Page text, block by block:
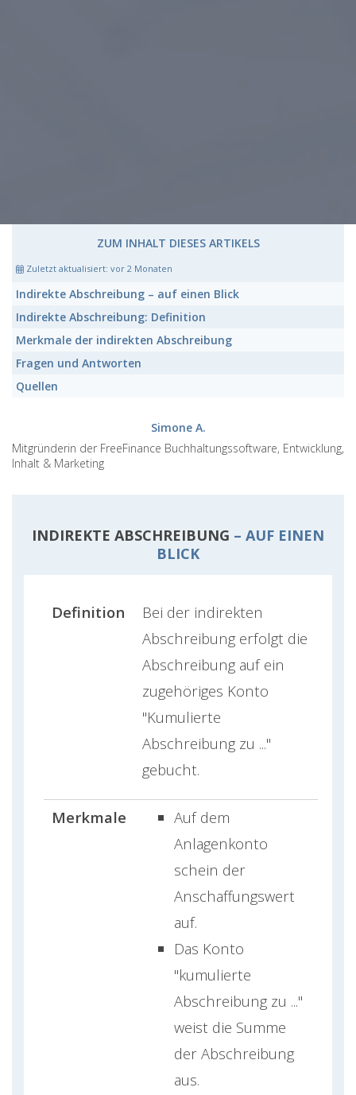
ZUM INHALT DIESES ARTIKELS
Zuletzt aktualisiert: vor 2 Monaten
Indirekte Abschreibung – auf einen Blick
Indirekte Abschreibung: Definition
Merkmale der indirekten Abschreibung
Fragen und Antworten
Quellen
Simone A.
Mitgründerin der FreeFinance Buchhaltungssoftware, Entwicklung,
Inhalt & Marketing
INDIREKTE ABSCHREIBUNG – AUF EINEN
BLICK
Definition
Bei der indirekten
Abschreibung erfolgt die
Abschreibung auf ein
zugehöriges Konto
"Kumulierte
Abschreibung zu ..."
gebucht.
Merkmale
Auf dem
Anlagenkonto
schein der
Anschaffungswert
auf.
Das Konto
"kumulierte
Abschreibung zu ..."
weist die Summe
der Abschreibung
aus.